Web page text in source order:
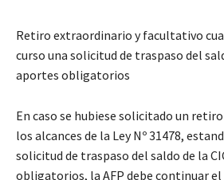
Retiro extraordinario y facultativo
curso una solicitud de traspaso del
aportes obligatorios
En caso se hubiese solicitado un
los alcances de la Ley Nº 31478,
solicitud de traspaso del saldo de la
obligatorios, la AFP debe continuar